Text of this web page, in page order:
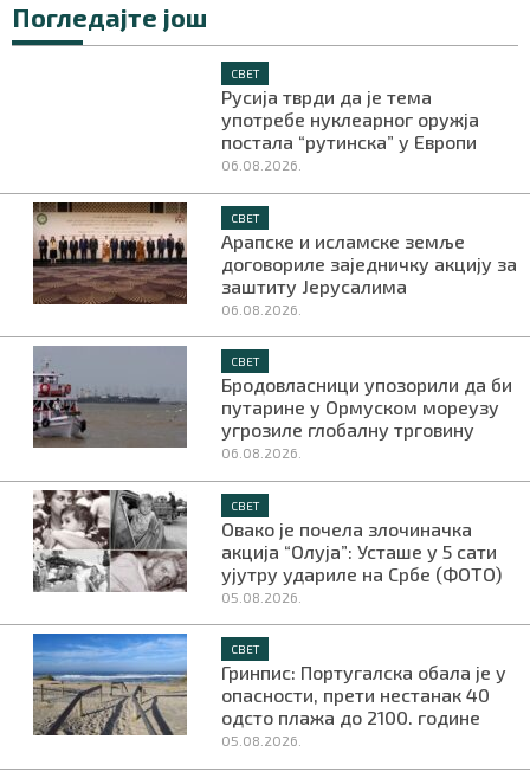
Погледајте још
СВЕТ
Русија тврди да је тема
употребе нуклеарног оружја
постала “рутинска” у Европи
06.08.2026.
СВЕТ
Арапске и исламске земље
договориле заједничку акцију за
заштиту Јерусалима
06.08.2026.
СВЕТ
Бродовласници упозорили да би
путарине у Ормуском мореузу
угрозиле глобалну трговину
06.08.2026.
СВЕТ
Овако је почела злочиначка
акција “Олуја”: Усташе у 5 сати
ујутру удариле на Србе (ФОТО)
05.08.2026.
СВЕТ
Гринпис: Португалска обала је у
опасности, прети нестанак 40
одсто плажа до 2100. године
05.08.2026.